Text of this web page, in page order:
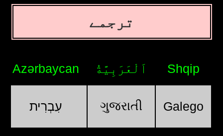
ترجمے
Shqip اَلْعَرَبِيَّةُ Azərbaycan
Galego
ગુજરાતી עִבְרִית